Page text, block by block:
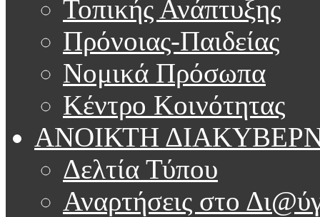
Τοπικής Ανάπτυξης
Πρόνοιας-Παιδείας
Νομικά Πρόσωπα
Κέντρο Κοινότητας
ΑΝΟΙΚΤΗ
Δελτία Τύπου
Αναρτήσεις στο